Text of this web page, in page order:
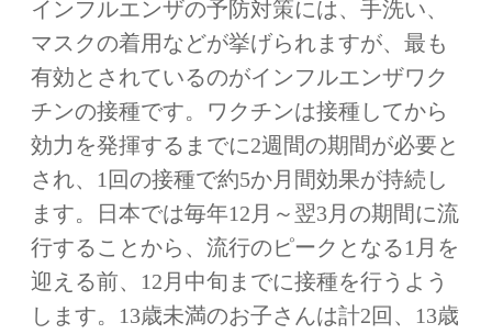
インフルエンザの予防対策には、手洗い、
マスクの着用などが挙げられますが、最も
有効とされているのがインフルエンザワク
チンの接種です。ワクチンは接種してから
効力を発揮するまでに2週間の期間が必要と
され、1回の接種で約5か月間効果が持続し
ます。日本では毎年12月～翌3月の期間に流
行することから、流行のピークとなる1月を
迎える前、12月中旬までに接種を行うよう
します。13歳未満のお子さんは計2回、13歳